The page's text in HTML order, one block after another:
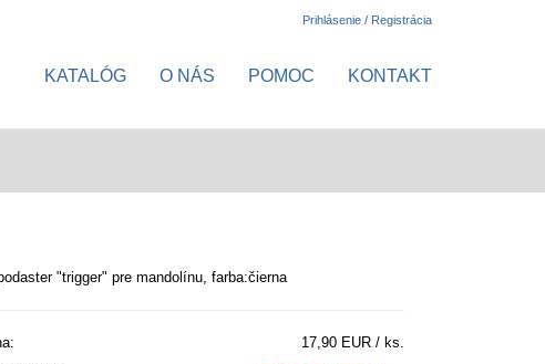
Prihlásenie / Registrácia
KATALÓG O NÁS POMOC KONTAKT
"trigger" pre mandolínu, farba:čierna
17,90 EUR / ks.